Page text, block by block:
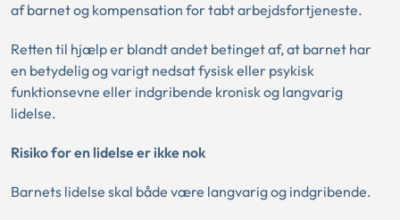
af barnet og kompensation for tabt arbejdsfortjeneste.
Retten til hjælp er blandt andet betinget af, at barnet har
en betydelig og varigt nedsat fysisk eller psykisk
funktionsevne eller indgribende kronisk og langvarig
lidelse.
Risiko for en lidelse er ikke nok
Barnets lidelse skal både være langvarig og indgribende.